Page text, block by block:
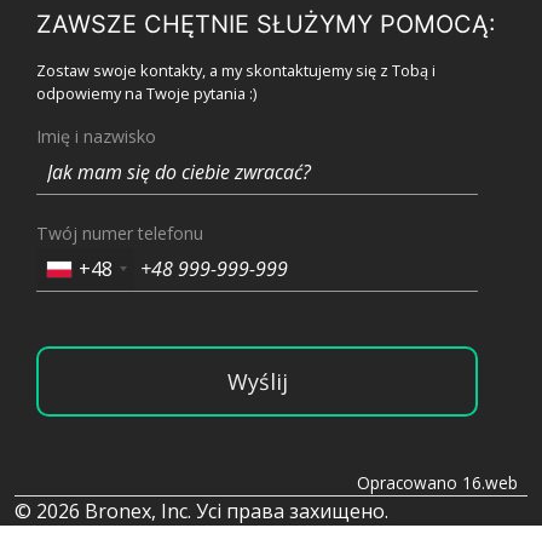
ZAWSZE CHĘTNIE SŁUŻYMY POMOCĄ:
Zostaw swoje kontakty, a my skontaktujemy się z Tobą i
odpowiemy na Twoje pytania :)
Imię i nazwisko
Twój numer telefonu
+48
Wyślij
Opracowano 16.web
© 2026 Bronex, Inc. Усі права захищено.